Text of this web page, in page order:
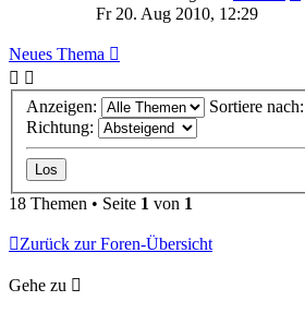
Fr 20. Aug 2010, 12:29
Neues Thema
Anzeigen:
Sortiere nach:
Richtung:
18 Themen • Seite 1 von 1
Zurück zur Foren-Übersicht
Gehe zu